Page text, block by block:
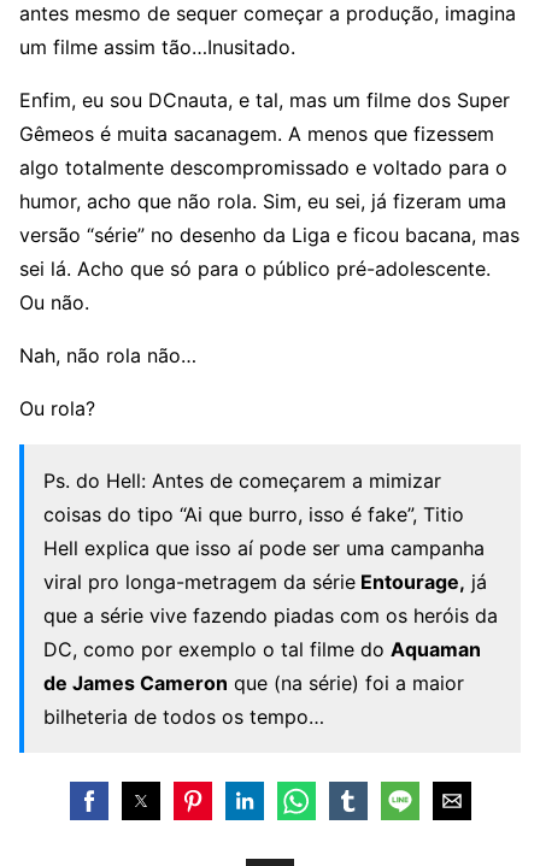
antes mesmo de sequer começar a produção, imagina
um filme assim tão…Inusitado.
Enfim, eu sou DCnauta, e tal, mas um filme dos Super
Gêmeos é muita sacanagem. A menos que fizessem
algo totalmente descompromissado e voltado para o
humor, acho que não rola. Sim, eu sei, já fizeram uma
versão “série” no desenho da Liga e ficou bacana, mas
sei lá. Acho que só para o público pré-adolescente.
Ou não.
Nah, não rola não…
Ou rola?
Ps. do Hell: Antes de começarem a mimizar
coisas do tipo “Ai que burro, isso é fake”, Titio
Hell explica que isso aí pode ser uma campanha
viral pro longa-metragem da série Entourage, já
que a série vive fazendo piadas com os heróis da
DC, como por exemplo o tal filme do Aquaman
de James Cameron que (na série) foi a maior
bilheteria de todos os tempo…